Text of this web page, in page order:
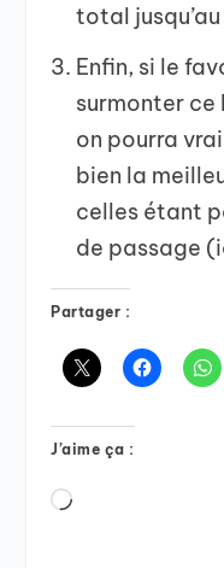
total
Enfin, si le
surmonter ce
on pourra
bien la
celles étant
de passage
Partager :
J’aime ça :
Chargement…